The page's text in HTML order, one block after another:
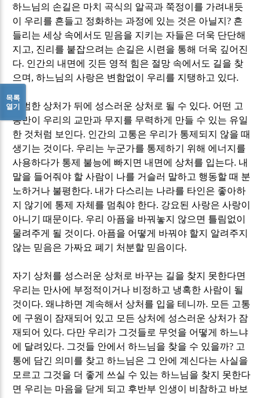
하느님의 손길은 마치 곡식의 알곡과 쭉정이를 가려내듯
이 우리를 흔들고 정화하는 과정에 있는 것은 아닐지? 흔
들리는 세상 속에서도 믿음을 지키는 자들은 더욱 단단해
지고, 진리를 붙잡으려는 손길은 시련을 통해 더욱 깊어진
다. 인간의 내면에 깃든 영적 힘은 절망 속에서도 길을 찾
으며 ,하느님의 사랑은 변함없이 우리를 지탱하고 있다.
평범한 상처가 뒤에 성스러운 상처로 될 수 있다. 어떤 고
통만이 우리의 교만과 무지를 무력하게 만들 수 있는 유일
한 것처럼 보인다. 인간의 고통은 우리가 통제되지 않을 때
생기는 것이다. 우리는 누군가를 통제하기 위해 에너지를
사용하다가 통제 불능에 빠지면 내면에 상처를 입는다. 내
말을 들어줘야 할 사람이 나를 거슬러 말하고 행동할 때 분
노하거나 불평한다. 내가 다스리는 나라를 타인은 좋아하
지 않기에 통제 자체를 멈춰야 한다. 강요된 사랑은 사랑이
아니기 때문이다. 우리 아픔을 바꿔놓지 않으면 틀림없이
물려주게 될 것이다. 아픔을 어떻게 바꿔야 할지 알려주지
않는 믿음은 가짜요 폐기 처분할 믿음이다.
자기 상처를 성스러운 상처로 바꾸는 길을 찾지 못한다면
우리는 만사에 부정적이거나 비정하고 냉혹한 사람이 될
것이다.왜냐하면 계속해서 상처를 입을 테니까. 모든 고통
에 구원이 잠재되어 있고 모든 상처에 성스러운 상처가 잠
재되어 있다. 다만 우리가 그것들로 무엇을 어떻게 하느냐
에 달려있다. 그것들 안에서 하느님을 찾을 수 있을까? 고
통에 담긴 의미를 찾고 하느님은 그 안에 계신다는 사실을
모르고 그것을 더 좋게 쓰실 수 있는 하느님을 찾지 못한다
면 우리는 마음을 닫게 되고 후반부 인생이 비참하고 바보
목록
열기